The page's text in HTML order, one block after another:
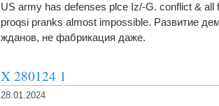
US army has defenses plce Iz/-G. conflict & all
proqsi pranks almost impossible. Развитие
жданов, не фабрикация даже.
X 280124 1
28.01.2024